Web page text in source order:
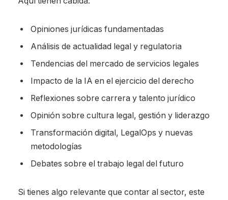
Opiniones jurídicas fundamentadas
Análisis de actualidad legal y regulatoria
Tendencias del mercado de servicios legales
Impacto de la IA en el ejercicio del derecho
Reflexiones sobre carrera y talento jurídico
Opinión sobre cultura legal, gestión y liderazgo
Transformación digital, LegalOps y nuevas
metodologías
Debates sobre el trabajo legal del futuro
Si tienes algo relevante que contar al sector, este